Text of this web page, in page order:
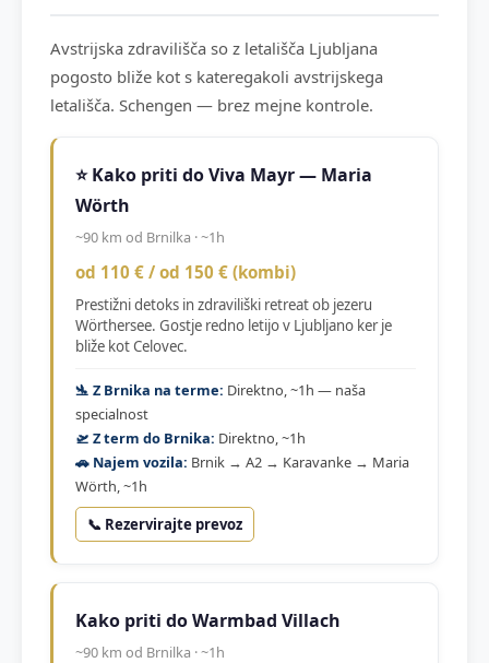
Avstrijska zdravilišča so z letališča Ljubljana
pogosto bliže kot s kateregakoli avstrijskega
letališča. Schengen — brez mejne kontrole.
⭐ Kako priti do Viva Mayr — Maria
Wörth
~90 km od Brnilka · ~1h
od 110 € / od 150 € (kombi)
Prestižni detoks in zdraviliški retreat ob jezeru
Wörthersee. Gostje redno letijo v Ljubljano ker je
bliže kot Celovec.
🛬 Z Brnika na terme: Direktno, ~1h — naša
specialnost
🛫 Z term do Brnika: Direktno, ~1h
🚗 Najem vozila: Brnik → A2 → Karavanke → Maria
Wörth, ~1h
📞 Rezervirajte prevoz
Kako priti do Warmbad Villach
~90 km od Brnilka · ~1h